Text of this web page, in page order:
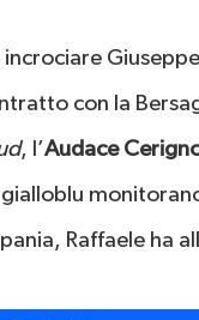
Giuseppe
con la
, l’Audace
Raffaele ha